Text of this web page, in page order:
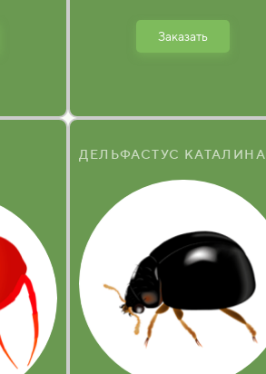
Заказать
ДЕЛЬФАСТУС КАТАЛИНА